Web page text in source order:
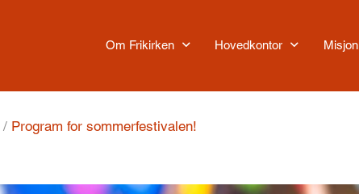
Om Frikirken Hovedkontor Misjon
/ Program for sommerfestivalen!